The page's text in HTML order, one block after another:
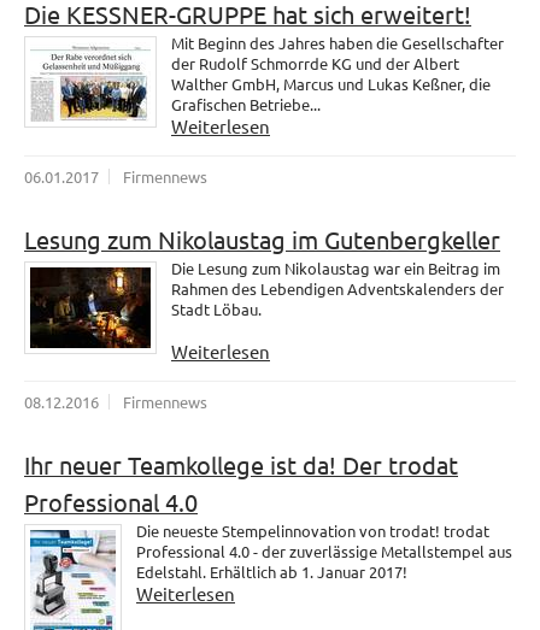
Die KESSNER-GRUPPE hat sich erweitert!
Mit Beginn des Jahres haben die Gesellschafter
der Rudolf Schmorrde KG und der Albert
Walther GmbH, Marcus und Lukas Keßner, die
Grafischen Betriebe...
Weiterlesen
06.01.2017 Firmennews
Lesung zum Nikolaustag im Gutenbergkeller
Die Lesung zum Nikolaustag war ein Beitrag im
Rahmen des Lebendigen Adventskalenders der
Stadt Löbau.
Weiterlesen
08.12.2016 Firmennews
Ihr neuer Teamkollege ist da! Der trodat
Professional 4.0
Die neueste Stempelinnovation von trodat! trodat
Professional 4.0 - der zuverlässige Metallstempel aus
Edelstahl. Erhältlich ab 1. Januar 2017!
Weiterlesen